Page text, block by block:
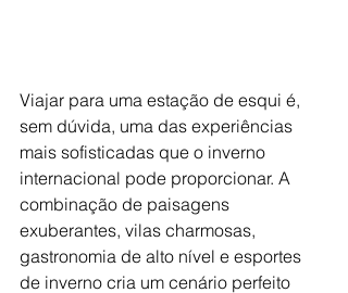
Viajar para uma estação de esqui é,
sem dúvida, uma das experiências
mais sofisticadas que o inverno
internacional pode proporcionar. A
combinação de paisagens
exuberantes, vilas charmosas,
gastronomia de alto nível e esportes
de inverno cria um cenário perfeito